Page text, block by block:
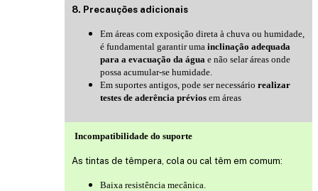
8. Precauções adicionais
Em áreas com exposição direta à chuva ou humidade,
é fundamental garantir uma inclinação adequada
para a evacuação da água e não selar áreas onde
possa acumular-se humidade.
Em suportes antigos, pode ser necessário realizar
testes de aderência prévios em áreas
Incompatibilidade do suporte
As tintas de têmpera, cola ou cal têm em comum:
Baixa resistência mecânica.